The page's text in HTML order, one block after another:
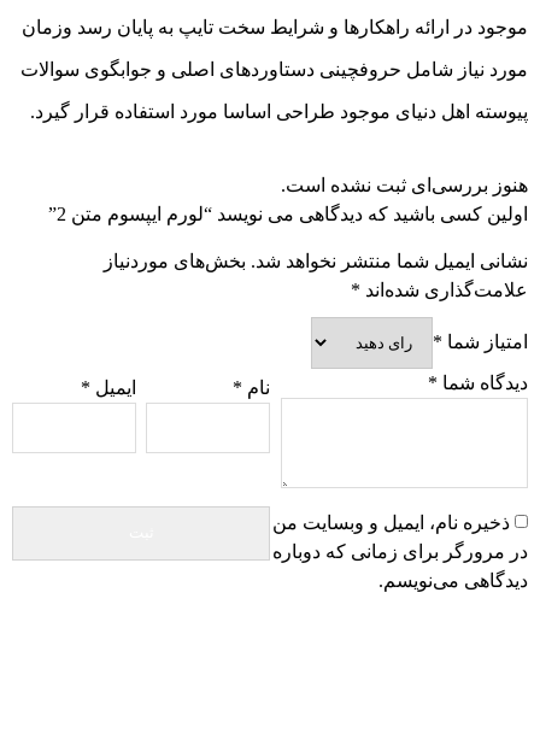
موجود در ارائه راهکارها و شرایط سخت تایپ به پایان رسد وزمان
مورد نیاز شامل حروفچینی دستاوردهای اصلی و جوابگوی سوالات
پیوسته اهل دنیای موجود طراحی اساسا مورد استفاده قرار گیرد.
هنوز بررسی‌ای ثبت نشده است.
اولین کسی باشید که دیدگاهی می نویسد “لورم ایپسوم متن 2”
نشانی ایمیل شما منتشر نخواهد شد. بخش‌های موردنیاز
علامت‌گذاری شده‌اند *
امتیاز شما *
دیدگاه شما * نام * ایمیل *
ذخیره نام، ایمیل و وبسایت من
در مرورگر برای زمانی که دوباره
دیدگاهی می‌نویسم.